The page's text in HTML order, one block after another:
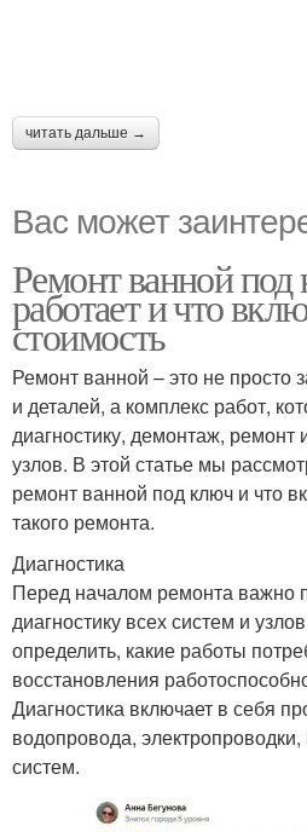
читать дальше →
Вас может
Ремонт ванной под
работает и что
стоимость
Ремонт ванной – это не просто
и деталей, а комплекс работ,
диагностику, демонтаж, ремонт
узлов. В этой статье мы
ремонт ванной под ключ и что
такого ремонта.
Диагностика
Перед началом ремонта важно
диагностику всех систем и
определить, какие работы
восстановления
Диагностика включает в себя
водопровода,
систем.